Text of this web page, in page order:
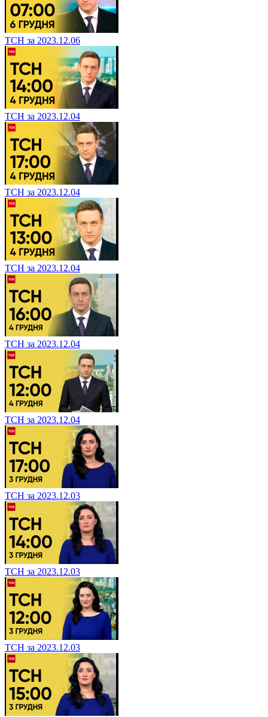
ТСН за 2023.12.06
ТСН за 2023.12.04
ТСН за 2023.12.04
ТСН за 2023.12.04
ТСН за 2023.12.04
ТСН за 2023.12.04
ТСН за 2023.12.03
ТСН за 2023.12.03
ТСН за 2023.12.03